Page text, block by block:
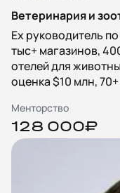
Ветеринария и
Ex руководитель
тыс+ магазинов,
отелей для
оценка $10 млн,
Менторство
128 000₽